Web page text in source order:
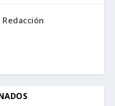
Redacción